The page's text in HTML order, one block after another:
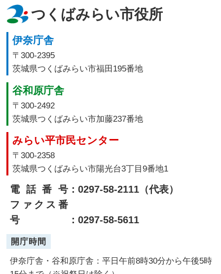
つくばみらい市役所
伊奈庁舎
〒300-2395
茨城県つくばみらい市福田195番地
谷和原庁舎
〒300-2492
茨城県つくばみらい市加藤237番地
みらい平市民センター
〒300-2358
茨城県つくばみらい市陽光台3丁目9番地1
電話番号：0297-58-2111（代表）
ファクス番
号
：0297-58-5611
開庁時間
伊奈庁舎・谷和原庁舎：平日午前8時30分から午後5時